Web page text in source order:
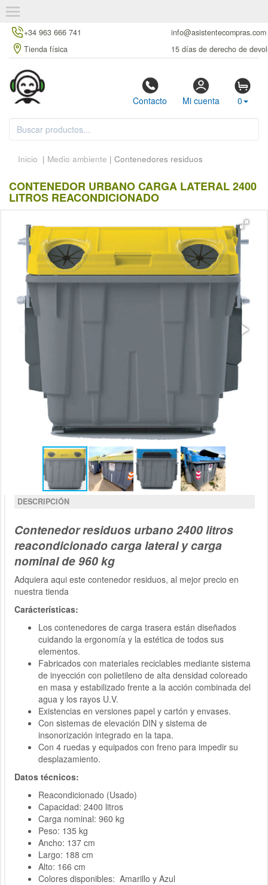
+34 963 666 741
info@asistentecompras.com
Tienda física
15 días de derecho de
Contacto Mi cuenta 0
Inicio | Medio ambiente | Contenedores residuos
CONTENEDOR URBANO CARGA LATERAL 2400
LITROS REACONDICIONADO
DESCRIPCIÓN
Contenedor residuos urbano 2400 litros
reacondicionado carga lateral y carga
nominal de 960 kg
Adquiera aqui este contenedor residuos, al mejor precio en
nuestra tienda
Carácterísticas:
Los contenedores de carga trasera están diseñados
cuidando la ergonomía y la estética de todos sus
elementos.
Fabricados con materiales reciclables mediante sistema
de inyección con polietileno de alta densidad coloreado
en masa y estabilizado frente a la acción combinada del
agua y los rayos U.V.
Existencias en versiones papel y cartón y envases.
Con sistemas de elevación DIN y sistema de
insonorización integrado en la tapa.
Con 4 ruedas y equipados con freno para impedir su
desplazamiento.
Datos técnicos:
Reacondicionado (Usado)
Capacidad: 2400 litros
Carga nominal: 960 kg
Peso: 135 kg
Ancho: 137 cm
Largo: 188 cm
Alto: 166 cm
Colores disponibles: Amarillo y Azul